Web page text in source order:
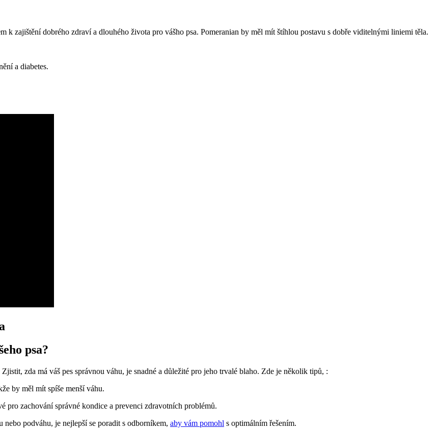
k zajištění dobrého zdraví ‌a dlouhého ‌života pro vášho psa. Pomeranian by měl mít štíhlou postavu s dobře viditelnými liniemi těla.
⁢a ⁢diabetes.
psa?
zda má váš​ pes ​správnou‍ váhu, je ⁢snadné⁣ a důležité pro‍ jeho⁣ trvalé blaho. Zde je ⁣několik tipů,‌ :
by měl‌ mít spíše menší váhu.
pro zachování​ správné kondice a prevenci ‌zdravotních problémů.
nebo podváhu, je ⁤nejlepší se poradit s odborníkem, aby vám pomohl s optimálním řešením.